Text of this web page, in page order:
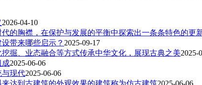
2026-04-10
的胸襟，在保护与发展的平衡中探索出一条条特色的更
带来哪些启示？ 2025-09-17
掘、业态融合等方式传承中华文化，展现古典之美2025-
成2025-06-06
与现代2025-06-06